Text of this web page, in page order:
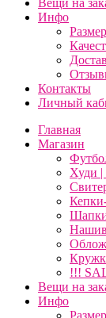
Вещи на
Инфо
Контакты
Личный
Главная
Магазин
Худи
!!!
Вещи на
Инфо